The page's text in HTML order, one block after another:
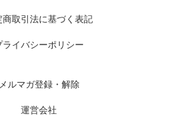
商取引法に基づく表記
ライバシーポリシー
メルマガ登録・解除
運営会社